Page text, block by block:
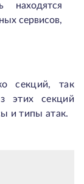
находятся
сервисов,
секций, так
этих секций
и типы атак.